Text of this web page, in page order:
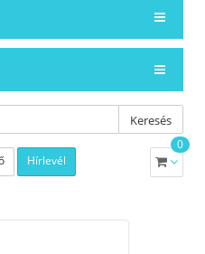
Keresés
Hírlevél
0